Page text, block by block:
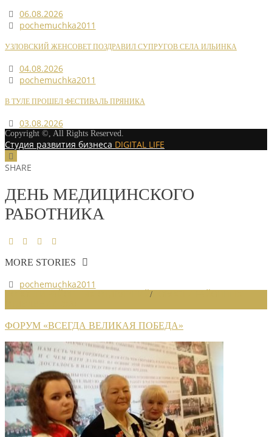
06.08.2026
pochemuchka2011
УЗЛОВСКИЙ ЖЕНСОВЕТ ПОЗДРАВИЛ СУПРУГОВ СЕЛА ИЛЬИНКА
04.08.2026
pochemuchka2011
В ТУЛЕ ПРОШЕЛ ФЕСТИВАЛЬ ПРЯНИКА
03.08.2026
Copyright ©, All Rights Reserved.
Студия развития бизнеса DIGITAL LIFE
SHARE
ДЕНЬ МЕДИЦИНСКОГО
РАБОТНИКА
MORE STORIES
pochemuchka2011
/
ФОРУМ «ВСЕГДА ВЕЛИКАЯ ПОБЕДА»